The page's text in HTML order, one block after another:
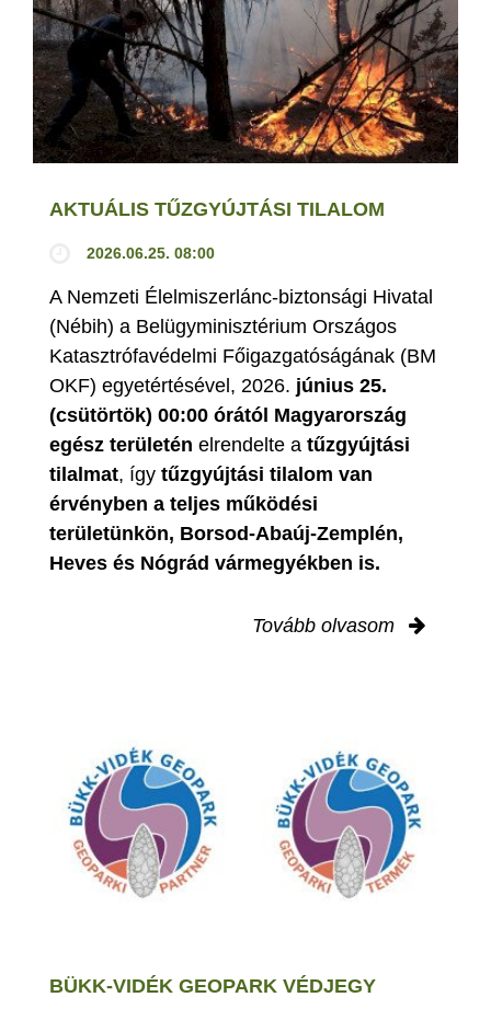
AKTUÁLIS TŰZGYÚJTÁSI TILALOM
2026.06.25. 08:00
A Nemzeti Élelmiszerlánc-biztonsági Hivatal
(Nébih) a Belügyminisztérium Országos
Katasztrófavédelmi Főigazgatóságának (BM
OKF) egyetértésével, 2026. június 25.
(csütörtök) 00:00 órától Magyarország
egész területén elrendelte a tűzgyújtási
tilalmat, így tűzgyújtási tilalom van
érvényben a teljes működési
területünkön, Borsod-Abaúj-Zemplén,
Heves és Nógrád vármegyékben is.
Tovább olvasom
BÜKK-VIDÉK GEOPARK VÉDJEGY